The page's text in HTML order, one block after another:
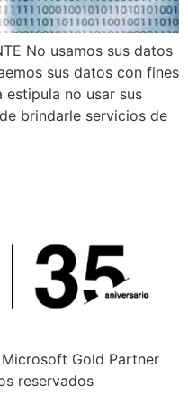
No usamos sus datos
sus datos con fines
no usar sus
brindarle servicios de
Gold Partner
reservados